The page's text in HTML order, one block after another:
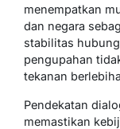
menempatkan
dan negara
stabilitas
pengupahan
tekanan
Pendekatan
memastikan